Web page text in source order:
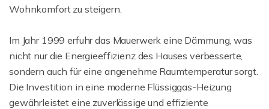
Wohnkomfort zu steigern.
Im Jahr 1999 erfuhr das Mauerwerk eine Dämmung, was
nicht nur die Energieeffizienz des Hauses verbesserte,
sondern auch für eine angenehme Raumtemperatur sorgt.
Die Investition in eine moderne Flüssiggas-Heizung
gewährleistet eine zuverlässige und effiziente